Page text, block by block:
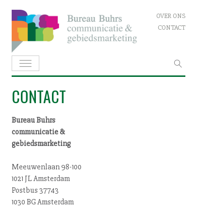
Skip
to
content
OVER ONS
CONTACT
CONTACT
Bureau Buhrs
com­mu­ni­ca­tie &
ge­bieds­mar­ke­ting
Meeuwenlaan 98-100
1021 JL Amsterdam
Postbus 37743
1030 BG Amsterdam